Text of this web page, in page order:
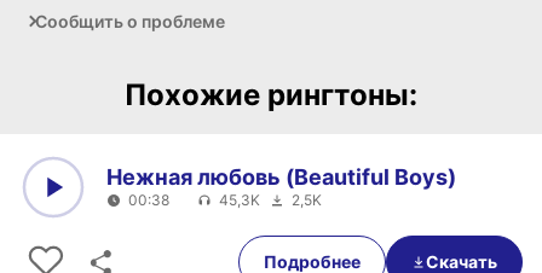
Сообщить о проблеме
Похожие рингтоны:
00:38
Нежная любовь (Beautiful Boys)
00:38 45,3K 2,5K
Подробнее Скачать